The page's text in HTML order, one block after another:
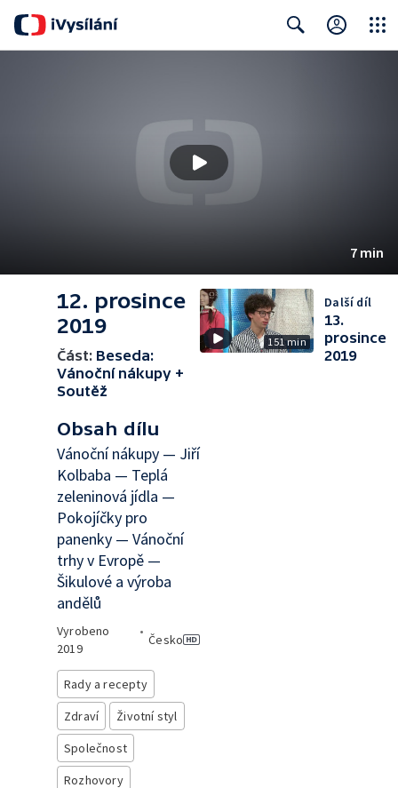
7 min
12. prosince
2019
Část: Beseda:
Vánoční nákupy +
Soutěž
Obsah dílu
Vánoční nákupy — Jiří
Kolbaba — Teplá
zeleninová jídla —
Pokojíčky pro
panenky — Vánoční
trhy v Evropě —
Šikulové a výroba
andělů
Vyrobeno
2019
•
Česko
Rady a recepty
Zdraví
Životní styl
Společnost
Rozhovory
151 min
Další díl
13.
prosince
2019